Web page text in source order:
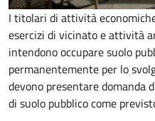
I titolari di attività
esercizi di vicinato e attività
intendono occupare suolo
permanentemente per lo
devono presentare domanda
di suolo pubblico come